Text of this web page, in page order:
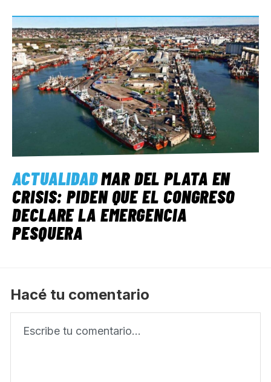
ACTUALIDADMAR DEL PLATA EN
CRISIS: PIDEN QUE EL CONGRESO
DECLARE LA EMERGENCIA
PESQUERA
Hacé tu comentario